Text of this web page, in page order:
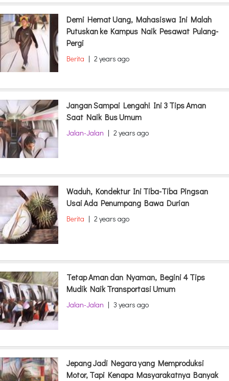
Demi Hemat Uang, Mahasiswa Ini Malah
Putuskan ke Kampus Naik Pesawat Pulang-
Pergi
Berita | 2 years ago
Jangan Sampai Lengah! Ini 3 Tips Aman
Saat Naik Bus Umum
Jalan-Jalan | 2 years ago
Waduh, Kondektur Ini Tiba-Tiba Pingsan
Usai Ada Penumpang Bawa Durian
Berita | 2 years ago
Tetap Aman dan Nyaman, Begini 4 Tips
Mudik Naik Transportasi Umum
Jalan-Jalan | 3 years ago
Jepang Jadi Negara yang Memproduksi
Motor, Tapi Kenapa Masyarakatnya Banyak